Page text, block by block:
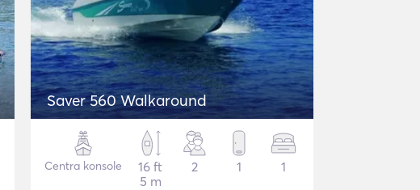
Saver 560 Walkaround
Centra konsole
16 ft
5 m
2 1 1